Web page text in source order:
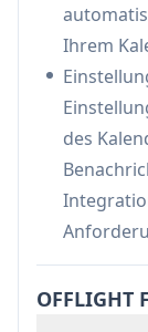
Vorteile
Starke
KI-
Adaptive
Mobile
Version
Ihrem
des
OFFLIGHT